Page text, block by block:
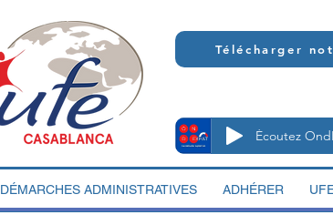
Télécharger
Écoutez
DÉMARCHES ADMINISTRATIVES ADHÉRER